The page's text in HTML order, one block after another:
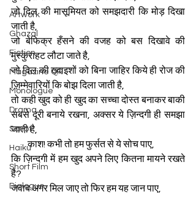
Artwork
Ghazal
Fiction
Magazine QR
Monologue
Drama
Script
Haiku
Short Film
Dialogue
जो दिल की मासूमियत को समझदारी कि मोड़ दिखा
जाती है,
जो बेफिक्र हँसने की वजह को बस दिखावे की
मुस्कुराहट लौटा जाते है,
जो दिल की ख्वाइशों को बिना जाहिर किये ही रोज की
ज़िम्मेवारियों कि बोझ दिला जाती है,
तो कही खुद को ही खुद का सच्चा दोस्त बनाकर बाकी
सबसे दूरी बनाये रखना, अक्सर ये ज़िन्दगी ही समझा
जाती है,
काश! कभी तो हम फुर्सत से ये सोच पाए,
कि ज़िन्दगी में हम खुद अपने लिए कितना मायने रखते
है?
जवाब अगर मिल जाए तो फिर हम यह जान पाए,